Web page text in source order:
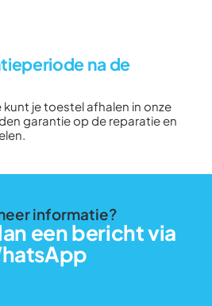
na de
je toestel afhalen in onze
garantie op de reparatie en
informatie?
een bericht via